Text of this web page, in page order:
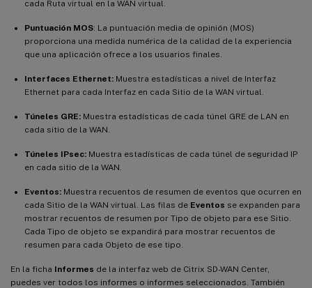
cada Ruta virtual en la WAN virtual.
Puntuación MOS: La puntuación media de opinión (MOS)
proporciona una medida numérica de la calidad de la experiencia
que una aplicación ofrece a los usuarios finales.
Interfaces Ethernet: Muestra estadísticas a nivel de Interfaz
Ethernet para cada Interfaz en cada Sitio de la WAN virtual.
Túneles GRE: Muestra estadísticas de cada túnel GRE de LAN en
cada sitio de la WAN.
Túneles IPsec: Muestra estadísticas de cada túnel de seguridad IP
en cada sitio de la WAN.
Eventos: Muestra recuentos de resumen de eventos que ocurren en
cada Sitio de la WAN virtual. Las filas de Eventos se expanden para
mostrar recuentos de resumen por Tipo de objeto para ese Sitio.
Cada Tipo de objeto se expandirá para mostrar recuentos de
resumen para cada Objeto de ese tipo.
En la ficha Informes de la interfaz web de Citrix SD-WAN Center,
puedes ver todos los informes o informes seleccionados. También